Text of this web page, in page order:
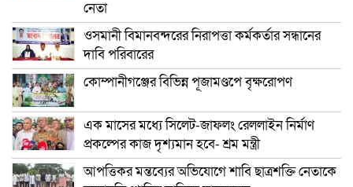
নেতা
ওসমানী বিমানবন্দরের নিরাপত্তা কর্মকর্তার সন্ধানের
দাবি পরিবারের
কোম্পানীগঞ্জের বিভিন্ন পূজামণ্ডপে বৃক্ষরোপণ
এক মাসের মধ্যে সিলেট-জাফলং রেললাইন নির্মাণ
প্রকল্পের কাজ দৃশ্যমান হবে- শ্রম মন্ত্রী
আপত্তিকর মন্তব্যের অভিযোগে শাবি ছাত্রশক্তি নেতাকে